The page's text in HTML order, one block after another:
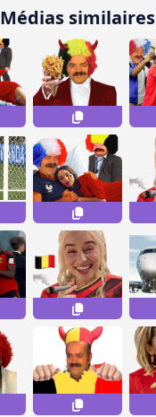
Médias similaires